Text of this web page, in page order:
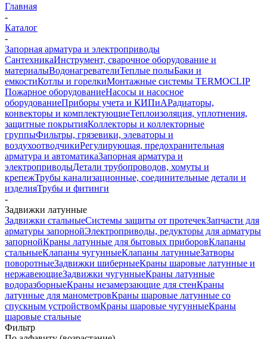
Главная
-
Каталог
-
Запорная арматура и электроприводы
СантехникаИнструмент, сварочное оборудование и
материалыВодонагревателиТеплые полыБаки и
емкостиКотлы и горелкиМонтажные системы TERMOCLIP
Пожарное оборудованиеНасосы и насосное
оборудованиеПриборы учета и КИПиАРадиаторы,
конвекторы и комплектующиеТеплоизоляция, уплотнения,
защитные покрытияКоллекторы и коллекторные
группыФильтры, грязевики, элеваторы и
воздухоотводчикиРегулирующая, предохранительная
арматура и автоматикаЗапорная арматура и
электроприводыДетали трубопроводов, хомуты и
крепежТрубы канализационные, соединительные детали и
изделияТрубы и фитинги
-
Задвижки латунные
Задвижки стальныеСистемы защиты от протечекЗапчасти для
арматуры запорнойЭлектроприводы, редукторы для арматуры
запорнойКраны латунные для бытовых приборовКлапаны
стальныеКлапаны чугунныеКлапаны латунныеЗатворы
поворотныеЗадвижки шиберныеКраны шаровые латунные и
нержавеющиеЗадвижки чугунныеКраны латунные
водоразборныеКраны незамерзающие для стенКраны
латунные для манометровКраны шаровые латунные со
спускным устройствомКраны шаровые чугунныеКраны
шаровые стальные
Фильтр